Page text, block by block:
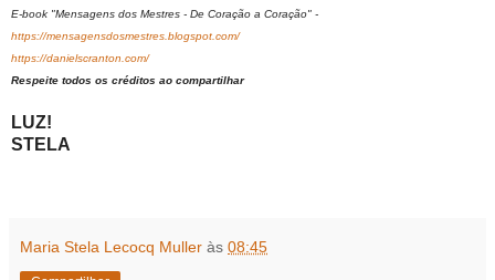
E-book "Mensagens dos Mestres - De Coração a Coração" -
https://mensagensdosmestres.blogspot.com/
https://danielscranton.com/
Respeite todos os créditos ao compartilhar
LUZ!
STELA
Maria Stela Lecocq Muller às 08:45